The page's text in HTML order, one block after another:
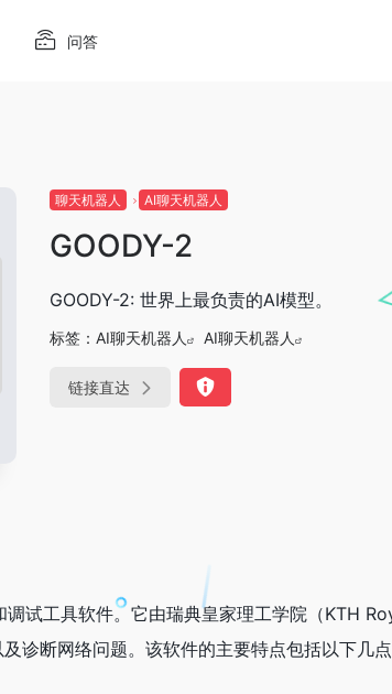
问答
聊天机器人 AI聊天机器人
GOODY-2
GOODY-2: 世界上最负责的AI模型。
标签： AI聊天机器人 AI聊天机器人
链接直达
试工具软件。它由瑞典皇家理工学院（KTH
诊断网络问题。该软件的主要特点包括以下几点